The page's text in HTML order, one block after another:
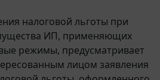
налоговой льготы при
ИП, применяющих
режимы, предусматривает
лицом заявления